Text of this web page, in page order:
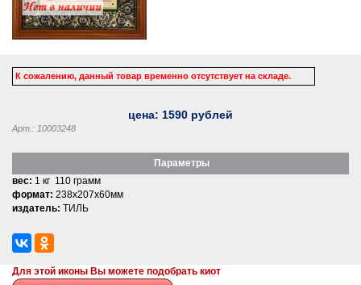
К сожалению, данный товар временно отсутствует на складе.
цена: 1590 рублей
Арт.: 10003248
Параметры
вес: 1 кг 110 грамм
формат: 238x207x60мм
издатель: ТИЛЬ
Для этой иконы Вы можете подобрать киот